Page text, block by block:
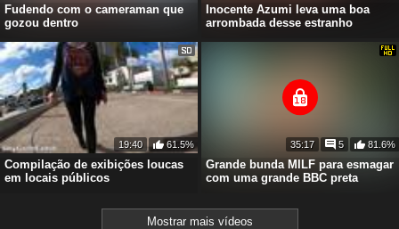
Fudendo com o cameraman que
gozou dentro
Inocente Azumi leva uma boa
arrombada desse estranho
Compilação de exibições loucas
em locais públicos
19:40 61.5%
Grande bunda MILF para esmagar
com uma grande BBC preta
35:17 5 81.6%
Mostrar mais vídeos